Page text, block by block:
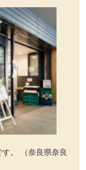
。 （奈良県奈良